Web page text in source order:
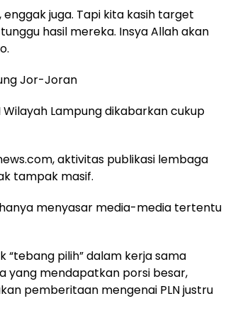
enggak juga. Tapi kita kasih target
hasil mereka. Insya Allah akan
Jor-Joran
Lampung dikabarkan cukup
aktivitas publikasi lembaga
tampak masif.
menyasar media-media tertentu
“tebang pilih” dalam kerja sama
yang mendapatkan porsi besar,
pemberitaan mengenai PLN justru